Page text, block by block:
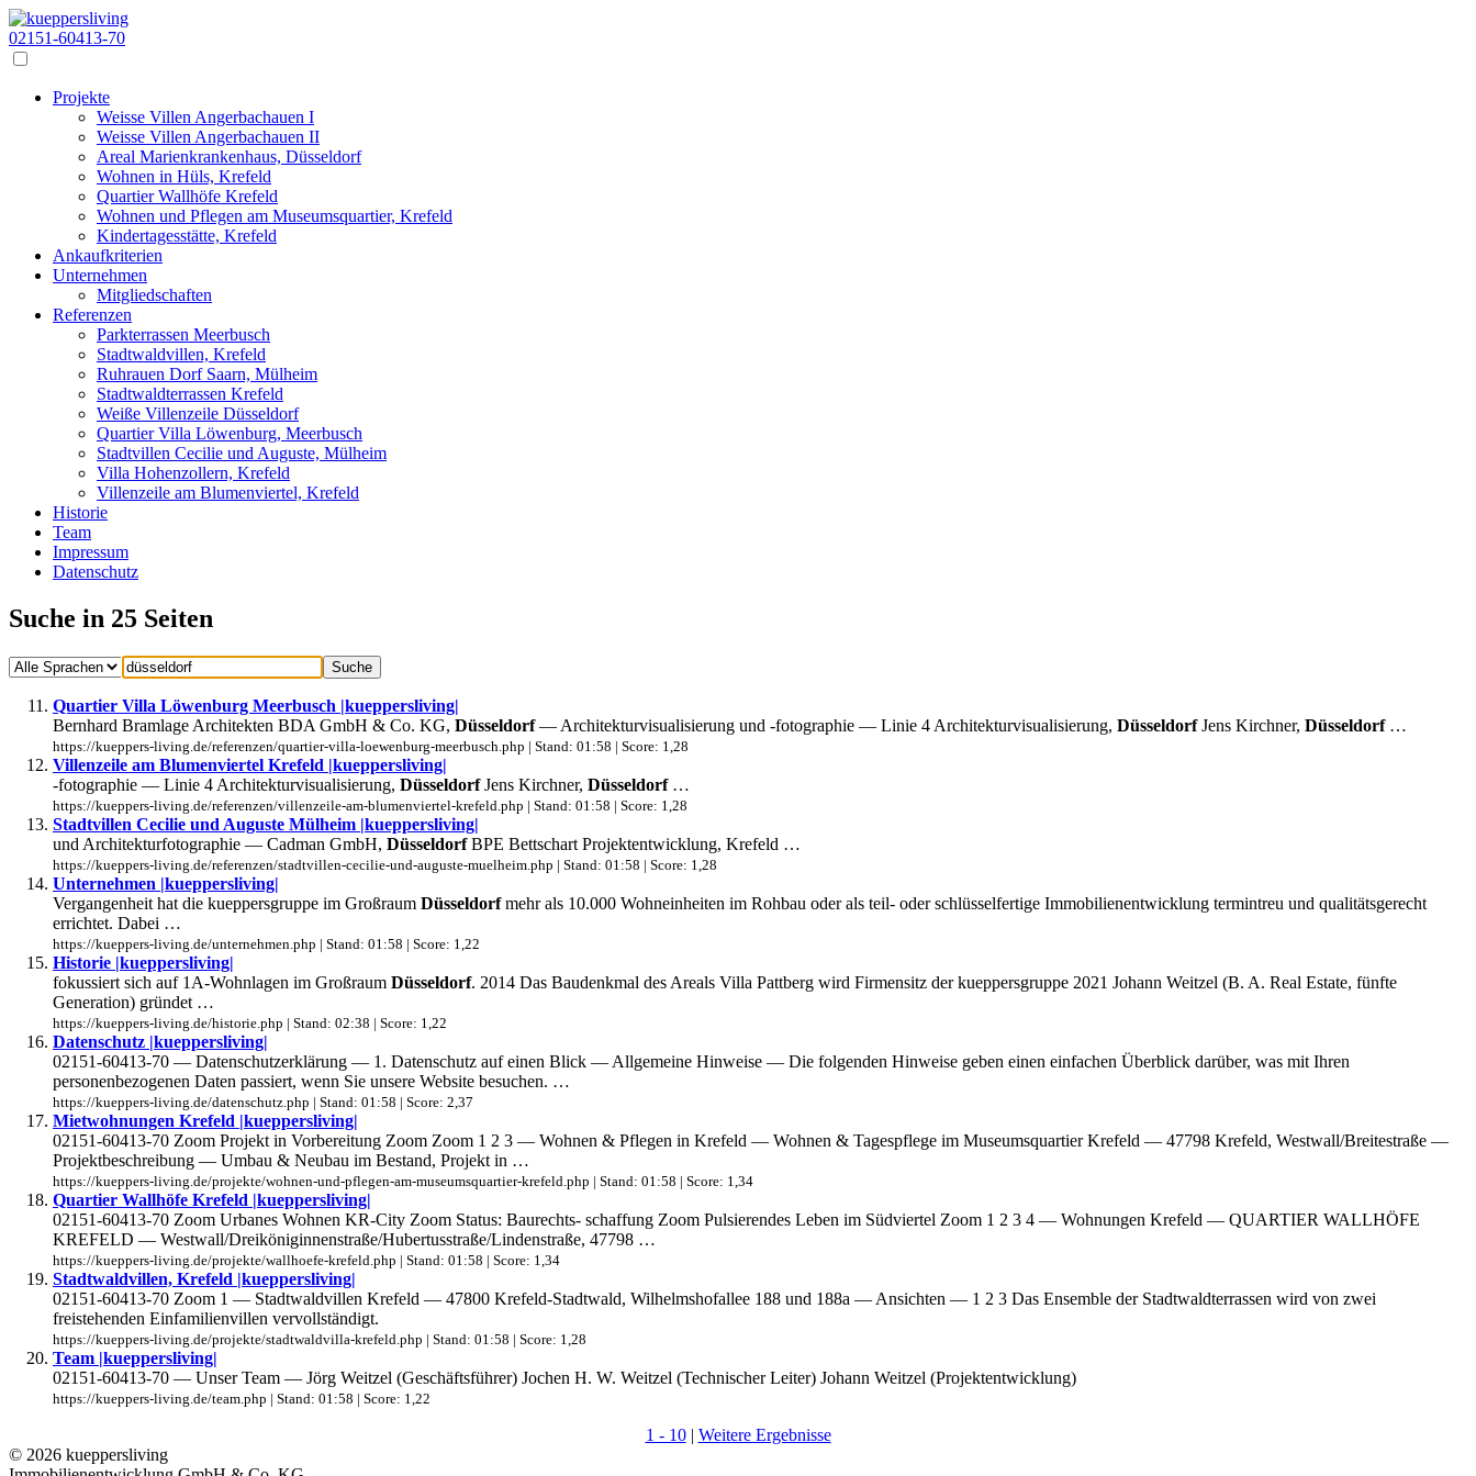
02151-60413-70
Projekte
Weisse Villen Angerbachauen I
Weisse Villen Angerbachauen II
Areal Marienkrankenhaus, Düsseldorf
Wohnen in Hüls, Krefeld
Quartier Wallhöfe Krefeld
Wohnen und Pflegen am Museumsquartier, Krefeld
Kindertagesstätte, Krefeld
Ankaufkriterien
Unternehmen
Mitgliedschaften
Referenzen
Parkterrassen Meerbusch
Stadtwaldvillen, Krefeld
Ruhrauen Dorf Saarn, Mülheim
Stadtwaldterrassen Krefeld
Weiße Villenzeile Düsseldorf
Quartier Villa Löwenburg, Meerbusch
Stadtvillen Cecilie und Auguste, Mülheim
Villa Hohenzollern, Krefeld
Villenzeile am Blumenviertel, Krefeld
Historie
Team
Impressum
Datenschutz
Suche in 25 Seiten
Quartier Villa Löwenburg Meerbusch |kueppersliving|
Bernhard Bramlage Architekten BDA GmbH & Co. KG, Düsseldorf— Architekturvisualisierung und -fotographie — Linie 4 Architekturvisualisierung, DüsseldorfJens Kirchner, Düsseldorf…
https://kueppers-living.de/referenzen/quartier-villa-loewenburg-meerbusch.php | Stand: 01:58 | Score: 1,28
Villenzeile am Blumenviertel Krefeld |kueppersliving|
-fotographie — Linie 4 Architekturvisualisierung, DüsseldorfJens Kirchner, Düsseldorf…
https://kueppers-living.de/referenzen/villenzeile-am-blumenviertel-krefeld.php | Stand: 01:58 | Score: 1,28
Stadtvillen Cecilie und Auguste Mülheim |kueppersliving|
und Architekturfotographie — Cadman GmbH, DüsseldorfBPE Bettschart Projektentwicklung, Krefeld …
https://kueppers-living.de/referenzen/stadtvillen-cecilie-und-auguste-muelheim.php | Stand: 01:58 | Score: 1,28
Unternehmen |kueppersliving|
Vergangenheit hat die kueppersgruppe im Großraum Düsseldorfmehr als 10.000 Wohneinheiten im Rohbau oder als teil- oder schlüsselfertige Immobilienentwicklung termintreu und qualitätsgerecht
errichtet. Dabei …
https://kueppers-living.de/unternehmen.php | Stand: 01:58 | Score: 1,22
Historie |kueppersliving|
fokussiert sich auf 1A-Wohnlagen im Großraum Düsseldorf. 2014 Das Baudenkmal des Areals Villa Pattberg wird Firmensitz der kueppersgruppe 2021 Johann Weitzel (B. A. Real Estate, fünfte
Generation) gründet …
https://kueppers-living.de/historie.php | Stand: 02:38 | Score: 1,22
Datenschutz |kueppersliving|
02151-60413-70 — Datenschutzerklärung — 1. Datenschutz auf einen Blick — Allgemeine Hinweise — Die folgenden Hinweise geben einen einfachen Überblick darüber, was mit Ihren
personenbezogenen Daten passiert, wenn Sie unsere Website besuchen. …
https://kueppers-living.de/datenschutz.php | Stand: 01:58 | Score: 2,37
Mietwohnungen Krefeld |kueppersliving|
02151-60413-70 Zoom Projekt in Vorbereitung Zoom Zoom 1 2 3 — Wohnen & Pflegen in Krefeld — Wohnen & Tagespflege im Museumsquartier Krefeld — 47798 Krefeld, Westwall/Breitestraße —
Projektbeschreibung — Umbau & Neubau im Bestand, Projekt in …
https://kueppers-living.de/projekte/wohnen-und-pflegen-am-museumsquartier-krefeld.php | Stand: 01:58 | Score: 1,34
Quartier Wallhöfe Krefeld |kueppersliving|
02151-60413-70 Zoom Urbanes Wohnen KR-City Zoom Status: Baurechts- schaffung Zoom Pulsierendes Leben im Südviertel Zoom 1 2 3 4 — Wohnungen Krefeld — QUARTIER WALLHÖFE
KREFELD — Westwall/Dreiköniginnenstraße/Hubertusstraße/Lindenstraße, 47798 …
https://kueppers-living.de/projekte/wallhoefe-krefeld.php | Stand: 01:58 | Score: 1,34
Stadtwaldvillen, Krefeld |kueppersliving|
02151-60413-70 Zoom 1 — Stadtwaldvillen Krefeld — 47800 Krefeld-Stadtwald, Wilhelmshofallee 188 und 188a — Ansichten — 1 2 3 Das Ensemble der Stadtwaldterrassen wird von zwei
freistehenden Einfamilienvillen vervollständigt.
https://kueppers-living.de/projekte/stadtwaldvilla-krefeld.php | Stand: 01:58 | Score: 1,28
Team |kueppersliving|
02151-60413-70 — Unser Team — Jörg Weitzel (Geschäftsführer) Jochen H. W. Weitzel (Technischer Leiter) Johann Weitzel (Projektentwicklung)
https://kueppers-living.de/team.php | Stand: 01:58 | Score: 1,22
1 - 10| Weitere Ergebnisse
© 2026 kueppersliving